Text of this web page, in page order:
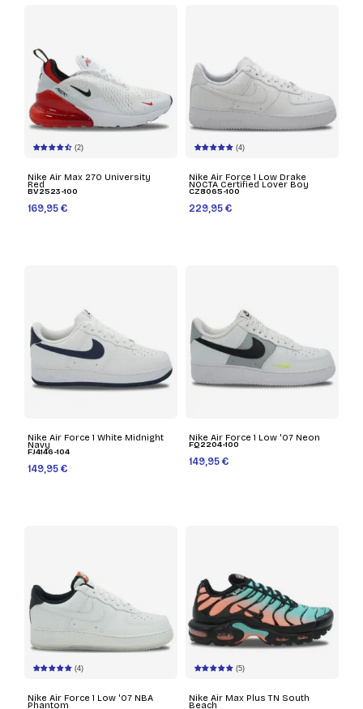
(2)
Nike Air Max 270 University
Red
BV2523-100
169,95 €
(4)
Nike Air Force 1 Low Drake
NOCTA Certified Lover Boy
CZ8065-100
229,95 €
Nike Air Force 1 White Midnight
Navy
FJ4146-104
149,95 €
Nike Air Force 1 Low '07 Neon
FQ2204-100
149,95 €
(4)
Nike Air Force 1 Low '07 NBA
Phantom
(5)
Nike Air Max Plus TN South
Beach